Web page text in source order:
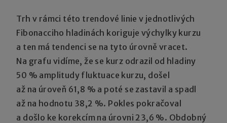
Trh v rámci této trendové linie v jednotlivých
Fibonacciho hladinách koriguje výchylky kurzu
a ten má tendenci se na tyto úrovně vracet.
Na grafu vidíme, že se kurz odrazil od hladiny
50 % amplitudy fluktuace kurzu, došel
až na úroveň 61,8 % a poté se zastavil a spadl
až na hodnotu 38,2 %. Pokles pokračoval
a došlo ke korekcím na úrovni 23,6 %. Obdobný